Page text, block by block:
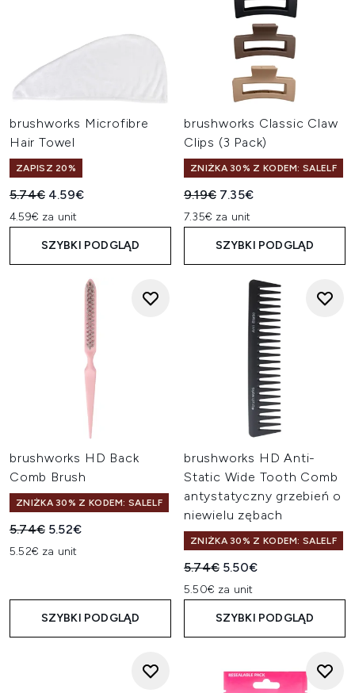
brushworks Microfibre
Hair Towel
ZAPISZ 20%
Sugerowana cena detaliczna:
5.74€ Aktualna cena:
4.59€
4.59€ za unit
SZYBKI PODGLĄD
brushworks Classic Claw
Clips (3 Pack)
ZNIŻKA 30% Z KODEM: SALELF
Sugerowana cena
9.19€ Aktualna cena:
7.35€
7.35€ za unit
SZYBKI PODGLĄD
brushworks HD Back
Comb Brush
ZNIŻKA 30% Z KODEM: SALELF
Sugerowana cena detaliczna:
5.74€ Aktualna cena:
5.52€
5.52€ za unit
SZYBKI PODGLĄD
brushworks HD Anti-
Static Wide Tooth Comb
antystatyczny grzebień o
niewielu zębach
ZNIŻKA 30% Z KODEM: SALELF
Sugerowana cena
5.74€ Aktualna cena:
5.50€
5.50€ za unit
SZYBKI PODGLĄD